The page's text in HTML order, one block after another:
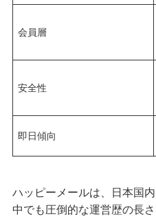
会員層
安全性
即日傾向
ハッピーメールは、日本国
中でも圧倒的な運営歴の長